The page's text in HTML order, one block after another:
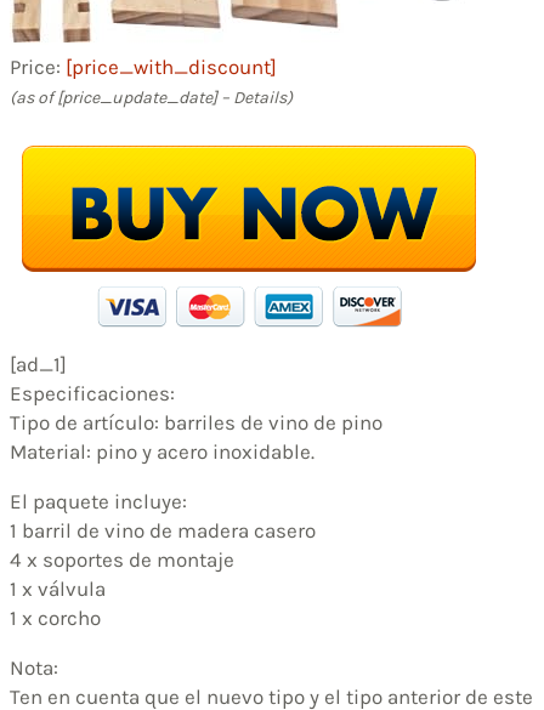
Price: [price_with_discount]
(as of [price_update_date] – Details)
[ad_1]
Especificaciones:
Tipo de artículo: barriles de vino de pino
Material: pino y acero inoxidable.
El paquete incluye:
1 barril de vino de madera casero
4 x soportes de montaje
1 x válvula
1 x corcho
Nota:
Ten en cuenta que el nuevo tipo y el tipo anterior de este